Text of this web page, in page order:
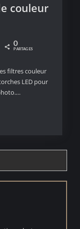
couleur
0
PARTAGES
filtres couleur
LED pour